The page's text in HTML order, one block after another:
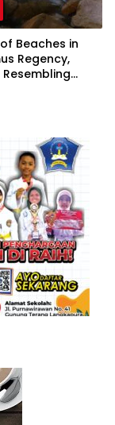
Beaches in
Regency,